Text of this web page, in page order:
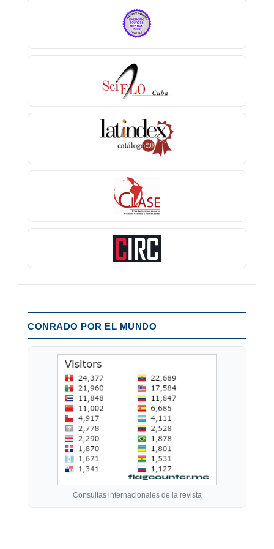
CONRADO POR EL MUNDO
Consultas internacionales de la revista